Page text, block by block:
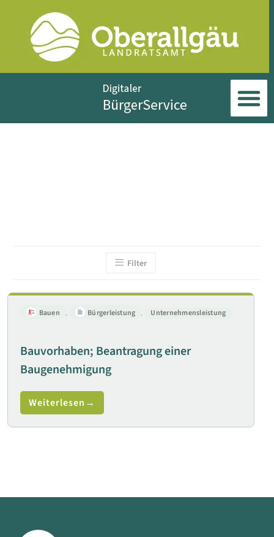
Filter
Bauen , Bürgerleistung , Unternehmensleistung
Bauvorhaben; Beantragung einer
Baugenehmigung
Weiterlesen